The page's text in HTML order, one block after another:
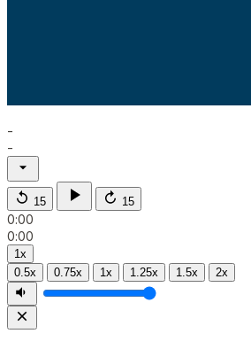
-
-
15 15
0:00
0:00
1x
0.5x
0.75x 1x 1.25x 1.5x 2x